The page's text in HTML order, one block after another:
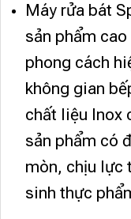
Máy rửa bát
sản phẩm
phong cách
không gian
chất liệu Inox
sản phẩm có
mòn, chịu lực
sinh thực